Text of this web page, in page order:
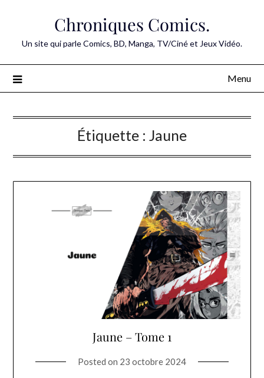
Chroniques Comics.
Un site qui parle Comics, BD, Manga, TV/Ciné et Jeux Vidéo.
Menu
Étiquette : Jaune
Jaune – Tome 1
Posted on 23 octobre 2024